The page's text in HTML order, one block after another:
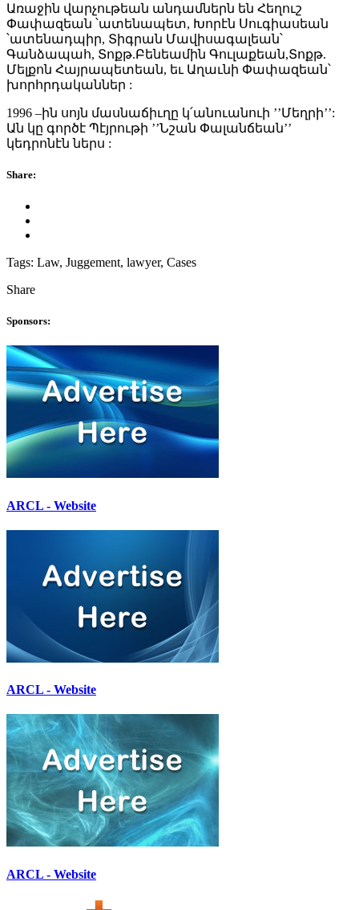
Առաջին վարչութեան անդամներն են Հեղուշ
Փափազեան ՝ատենապետ, Խորէն Սուգիասեան
՝ատենադպիր, Տիգրան Մավիսագալեան՝
Գանձապահ, Տոքթ.Բենեամին Գուլաքեան,Տոքթ.
Մելքոն Հայրապետեան, եւ Աղաւնի Փափազեան՝
խորհրդականներ :
1996 –ին սոյն մասնաճիւղը կ՛անուանուի ’’Մեղրի’’:
Ան կը գործէ Պէյրութի ’’Նշան Փալանճեան’’
կեդրոնէն ներս :
Share:
Tags: Law, Juggement, lawyer, Cases
Share
Sponsors:
ARCL - Website
ARCL - Website
ARCL - Website